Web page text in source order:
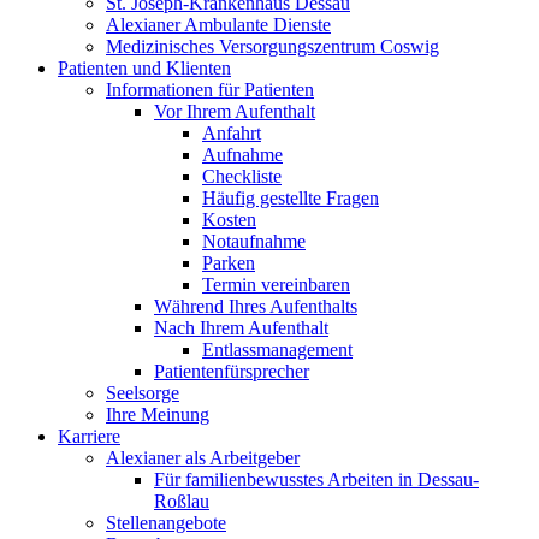
Alexianer Ambulante Dienste
Medizinisches Versorgungszentrum Coswig
Patienten und Klienten
Informationen für Patienten
Vor Ihrem Aufenthalt
Anfahrt
Aufnahme
Checkliste
Häufig gestellte Fragen
Kosten
Notaufnahme
Parken
Termin vereinbaren
Während Ihres Aufenthalts
Nach Ihrem Aufenthalt
Entlassmanagement
Patientenfürsprecher
Seelsorge
Ihre Meinung
Karriere
Alexianer als Arbeitgeber
Für familienbewusstes Arbeiten in Dessau-
Roßlau
Stellenangebote